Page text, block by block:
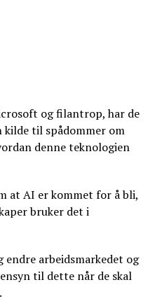
og filantrop, har de
til spådommer om
denne teknologien
at AI er kommet for å bli,
bruker det i
arbeidsmarkedet og
til dette når de skal